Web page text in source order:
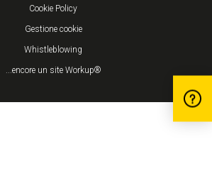
Cookie Policy
Gestione cookie
Whistleblowing
...encore un site Workup®